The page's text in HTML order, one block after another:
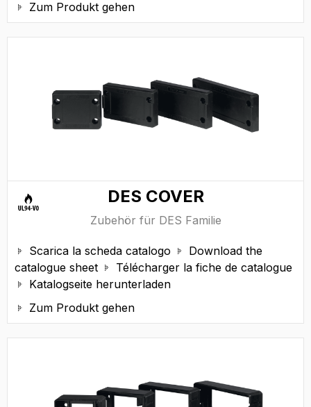
 Zum Produkt gehen
DES COVER
Zubehör für DES Familie
 Scarica la scheda catalogo 
Download the
catalogue sheet
 Télécharger la fiche de catalogue
 Katalogseite herunterladen
 Zum Produkt gehen